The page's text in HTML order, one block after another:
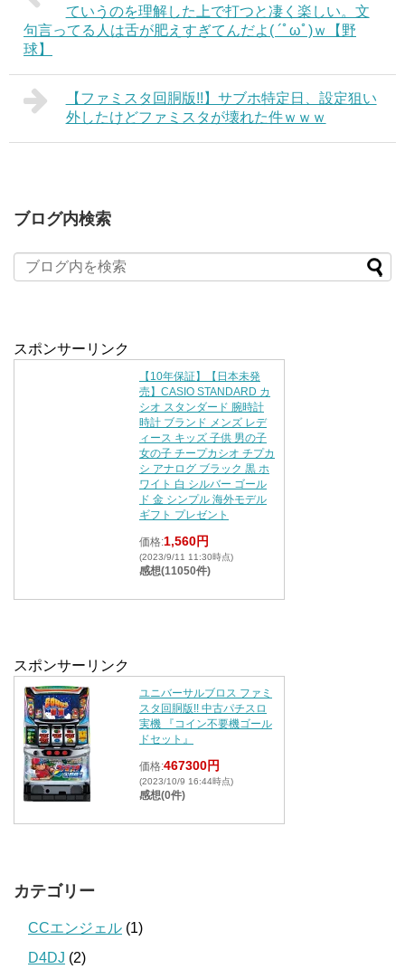
ていうのを理解した上で打つと凄く楽しい。文
句言ってる人は舌が肥えすぎてんだよ( ´ﾟωﾟ)ｗ【野
球】
【ファミスタ回胴版!!】サブホ特定日、設定狙い
外したけどファミスタが壊れた件ｗｗｗ
ブログ内検索
スポンサーリンク
【10年保証】【日本未発
売】CASIO STANDARD カ
シオ スタンダード 腕時計
時計 ブランド メンズ レデ
ィース キッズ 子供 男の子
女の子 チープカシオ チプカ
シ アナログ ブラック 黒 ホ
ワイト 白 シルバー ゴール
ド 金 シンプル 海外モデル
ギフト プレゼント
価格:1,560円
(2023/9/11 11:30時点)
感想(11050件)
スポンサーリンク
ユニバーサルブロス ファミ
スタ回胴版!! 中古パチスロ
実機 『コイン不要機ゴール
ドセット』
価格:467300円
(2023/10/9 16:44時点)
感想(0件)
カテゴリー
CCエンジェル (1)
D4DJ (2)